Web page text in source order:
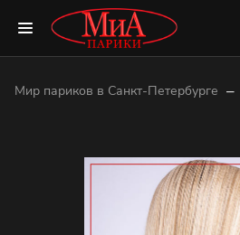
Мир париков в Санкт-Петербурге –